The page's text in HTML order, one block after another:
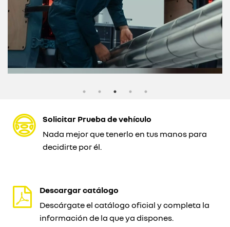
Solicitar Prueba de vehículo
Nada mejor que tenerlo en tus manos para
decidirte por él.
Descargar catálogo
Descárgate el catálogo oficial y completa la
información de la que ya dispones.